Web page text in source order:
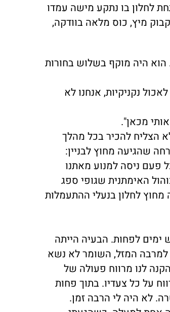
לחלון בו נתקע מישה עמדו
מיץ, כוס מלאה בוודקה,
היה מוקף בשלוש בחורות
נקניקיות, אנחנו לא
מכאן".
הצליח להכיר בכל מהלך
שהגיעה מחוץ לבניין:
פעם ניסה למנוע מאתנו
האימתנית שגופי ספג
לחלון בנעלי ההתעמלות
לפחות. הבעיה הייתה
למרבה המזל, השומר לא נשא
לנו מרווח פעולה של
על כל צעדיו. בתוך פחות
לא היה לי הרבה זמן.